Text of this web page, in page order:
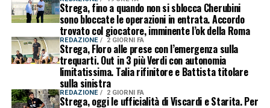
Strega, fino a quando non si sblocca Cherubini
sono bloccate le operazioni in entrata. Accordo
trovato col giocatore, imminente l’ok della Roma
REDAZIONE 2 GIORNI FA
Strega, Floro alle prese con l’emergenza sulla
trequarti. Out in 3 più Verdi con autonomia
limitatissima. Talia rifinitore e Battista titolare
sulla sinistra
REDAZIONE 2 GIORNI FA
Strega, oggi le ufficialità di Viscardi e Starita. Per